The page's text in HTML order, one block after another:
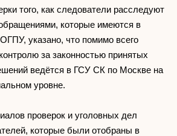
того, как следователи расследуют
которые имеются в
указано, что помимо всего
за законностью принятых
ведётся в ГСУ СК по Москве на
уровне.
проверок и уголовных дел
которые были отобраны в